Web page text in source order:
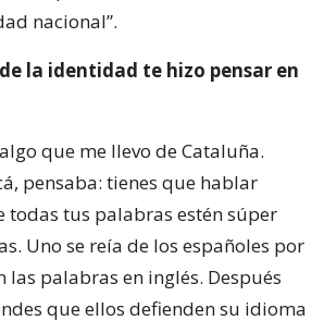
nacional”.
la identidad te hizo pensar en
que me llevo de Cataluña.
pensaba: tienes que hablar
todas tus palabras estén súper
Uno se reía de los españoles por
palabras en inglés. Después
que ellos defienden su idioma